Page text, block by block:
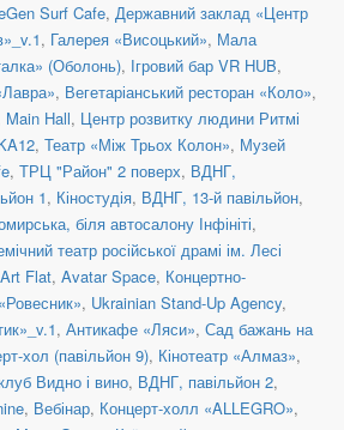
Surf Cafe, Державний заклад «Центр
, Галерея «Висоцький», Мала
(Оболонь), Ігровий бар VR HUB,
, Вегетаріанський ресторан «Коло»,
Main Hall, Центр розвитку людини Ритмі
, Театр «Між Трьох Колон», Музей
, ТРЦ "Район" 2 поверх, ВДНГ,
1, Кіностудія, ВДНГ, 13-й павільйон,
біля автосалону Інфініті,
театр російської драмі ім. Лесі
Flat, Avatar Space, Концертно-
, Ukrainian Stand-Up Agency,
, Антикафе «Ляси», Сад бажань на
хол (павільйон 9), Кінотеатр «Алмаз»,
Видно і вино, ВДНГ, павільйон 2,
, Вебінар, Концерт-холл «ALLEGRO»,